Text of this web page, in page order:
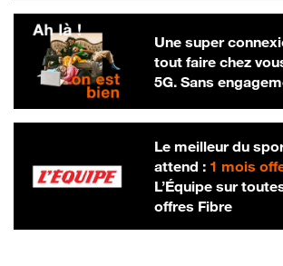
Une super
tout faire chez
5G. Sans
Le meilleur du
attend : 1 mois
L’Équipe sur
offres Fibre